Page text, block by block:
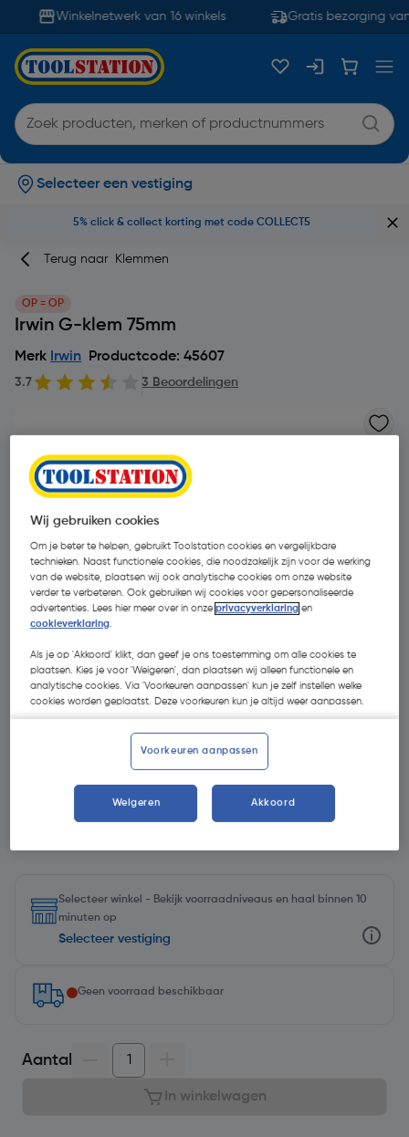
Winkelnetwerk van 16 winkels Gratis bezorging
Selecteer een vestiging
5% click & collect korting met code COLLECT5
Terug naar Klemmen
OP = OP
Irwin G-klem 75mm
Merk Irwin Productcode: 45607
3.7 3 Beoordelingen
€ 7,04
Kies productvariant(1)
Selecteer winkel - Bekijk voorraadniveaus en haal binnen 10
minuten op
Selecteer vestiging
Geen voorraad beschikbaar
Aantal
In winkelwagen
Wij gebruiken cookies
Om je beter te helpen, gebruikt Toolstation cookies en vergelijkbare
technieken. Naast functionele cookies, die noodzakelijk zijn voor de werking
van de website, plaatsen wij ook analytische cookies om onze website
verder te verbeteren. Ook gebruiken wij cookies voor gepersonaliseerde
advertenties. Lees hier meer over in onzeprivacyverklaring en
cookieverklaring.
Als je op 'Akkoord' klikt, dan geef je ons toestemming om alle cookies te
plaatsen. Kies je voor 'Weigeren', dan plaatsen wij alleen functionele en
analytische cookies. Via 'Voorkeuren aanpassen' kun je zelf instellen welke
cookies worden geplaatst. Deze voorkeuren kun je altijd weer aanpassen.
Voorkeuren aanpassen
Weigeren Akkoord